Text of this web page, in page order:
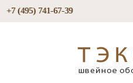
+7 (495) 741-67-39